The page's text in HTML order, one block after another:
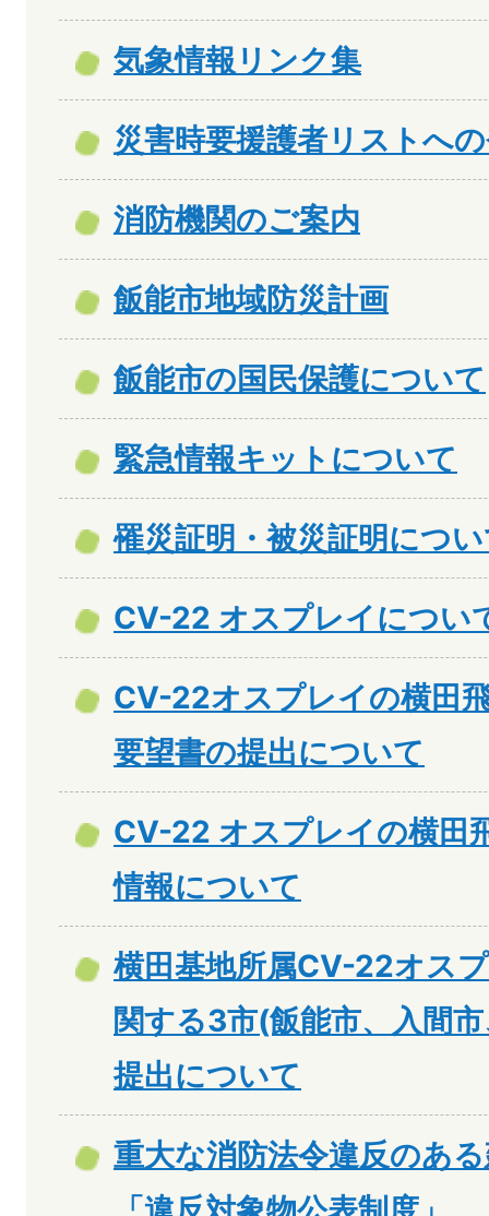
気象情報リンク集
災害時要援護者リストへ
消防機関のご案内
飯能市地域防災計画
飯能市の国民保護について
緊急情報キットについて
罹災証明・被災証明につ
CV-22 オスプレイについ
CV-22オスプレイの横田
要望書の提出について
CV-22 オスプレイの横田
情報について
横田基地所属CV-22オス
関する3市(飯能市、入間
提出について
重大な消防法令違反のあ